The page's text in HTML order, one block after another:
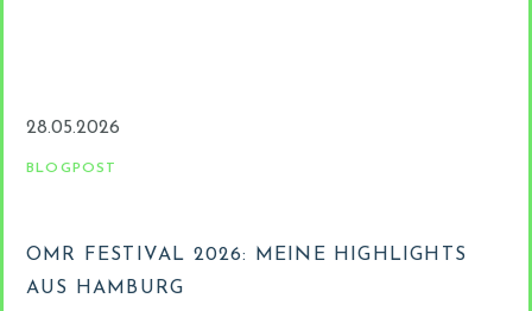
28.05.2026
BLOGPOST
OMR FESTIVAL 2026: MEINE HIGHLIGHTS
AUS HAMBURG